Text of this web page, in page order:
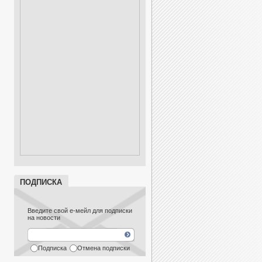
ПОДПИСКА
Введите свой е-мейл для подписки
на новости
Подписка Отмена подписки